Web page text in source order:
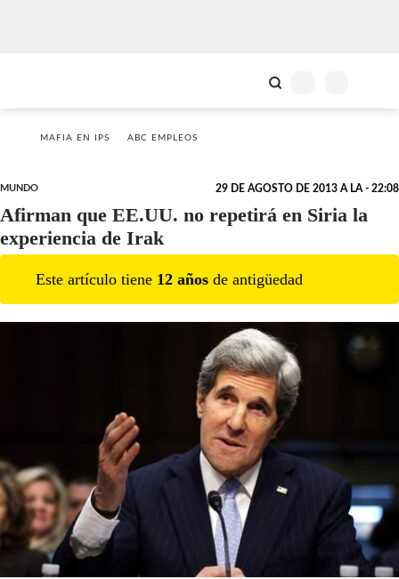
MAFIA EN IPS ABC EMPLEOS
MUNDO 29 DE AGOSTO DE 2013 A LA - 22:08
Afirman que EE.UU. no repetirá en Siria la
experiencia de Irak
Este artículo tiene 12 años de antigüedad